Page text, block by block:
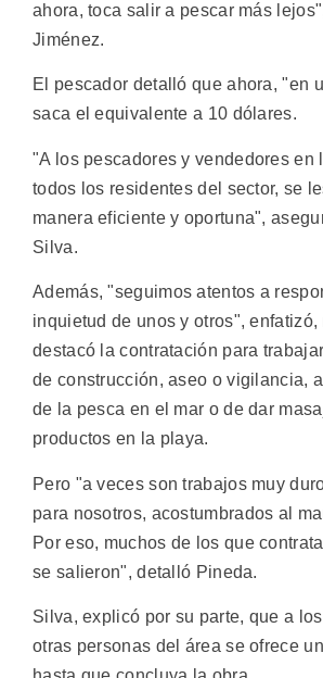
ahora, toca salir a pescar más
Jiménez.
El pescador detalló que ahora, "en
saca el equivalente a 10 dólares.
"A los pescadores y vendedores en
todos los residentes del sector, se
manera eficiente y oportuna",
Silva.
Además, "seguimos atentos a
inquietud de unos y otros", enfatizó,
destacó la contratación para
de construcción, aseo o vigilancia,
de la pesca en el mar o de dar
productos en la playa.
Pero "a veces son trabajos muy
para nosotros, acostumbrados al
Por eso, muchos de los que
se salieron", detalló Pineda.
Silva, explicó por su parte, que a
otras personas del área se ofrece